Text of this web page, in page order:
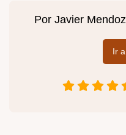
Por Javier
Ir